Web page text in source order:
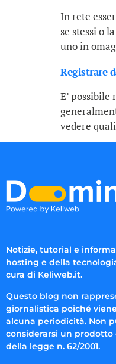
In rete
se stessi o
uno in
Registrare
E’
vedere
Notizie, tutorial e
hosting e della
cura di Keliweb.it.
Questo blog non
giornalistica poiché
alcuna periodicità. Non
considerarsi un prodotto
della legge n. 62/2001.